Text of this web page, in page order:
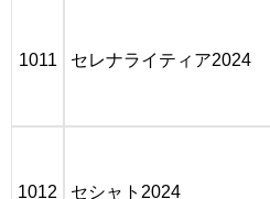
1011 セレナライティア2024
1012 セシャト2024